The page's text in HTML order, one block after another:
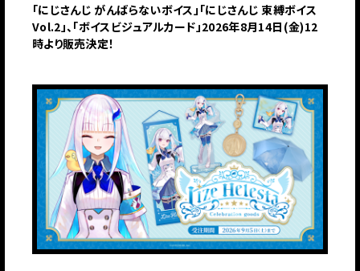
「にじさんじ がんばらないボイス」「にじさんじ 束縛ボイス
Vol.2」、「ボイスビジュアルカード」2026年8月14日(金)12
時より販売決定！